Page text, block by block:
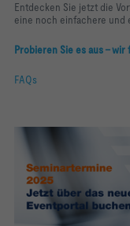
Entdecken Sie jetzt die
eine noch einfachere und
Probieren Sie es aus –
FAQs